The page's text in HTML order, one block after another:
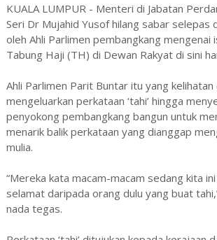
KUALA LUMPUR - Menteri di Jabatan
Seri Dr Mujahid Yusof hilang sabar selepas
oleh Ahli Parlimen pembangkang mengenai
Tabung Haji (TH) di Dewan Rakyat di sini
Ahli Parlimen Parit Buntar itu yang kelihatan
mengeluarkan perkataan ‘tahi’ hingga
penyokong pembangkang bangun untuk
menarik balik perkataan yang dianggap
mulia.
“Mereka kata macam-macam sedang kita
selamat daripada orang dulu yang buat
nada tegas.